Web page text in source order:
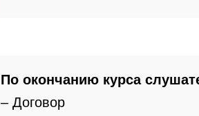
По окончанию курса
– Договор